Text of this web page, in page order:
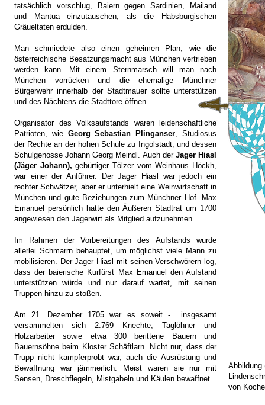
tatsächlich vorschlug, Baiern gegen Sardinien, Mailand
und Mantua einzutauschen, als die Habsburgischen
Gräueltaten erdulden.
Man schmiedete also einen geheimen Plan, wie die
österreichische Besatzungsmacht aus München vertrieben
werden kann.
Mit einem Sternmarsch will man nach
München vorrücken und die ehemalige Münchner
Bürgerwehr innerhalb der Stadtmauer sollte unterstützen
und des Nächtens die Stadttore öffnen.
Organisator des Volksaufstands waren leidenschaftliche
Patrioten, wie Georg Sebastian Plinganser, Studiosus
der Rechte an der hohen Schule zu Ingolstadt, und dessen
Schulgenosse Johann Georg Meindl. Auch der Jager Hiasl
(Jäger Johann),gebürtiger Tölzer vomWeinhaus Höckh,
war einer der Anführer. Der Jager Hiasl war jedoch ein
rechter Schwätzer, aber er unterhielt eine Weinwirtschaft in
München und gute Beziehungen zum Münchner Hof. Max
Emanuel persönlich hatte den Äußeren Stadtrat um 1700
angewiesen den Jagerwirt als Mitglied aufzunehmen.
Im Rahmen der Vorbereitungen des Aufstands wurde
allerlei Schmarrn behauptet, um möglichst viele Mann zu
mobilisieren. Der Jager Hiasl mit seinen Verschwörern log,
dass der baierische Kurfürst Max Emanuel den Aufstand
unterstützen würde und nur darauf wartet, mit seinen
Truppen hinzu zu stoßen.
Am 21. Dezember 1705 war es soweit - insgesamt
versammelten sich 2.769 Knechte, Taglöhner und
Holzarbeiter sowie etwa 300 berittene Bauern und
Bauernsöhne beim Kloster Schäftlarn. Nicht nur, dass der
Trupp nicht kampferprobt war, auch die Ausrüstung und
Bewaffnung war jämmerlich. Meist waren sie nur mit
Sensen, Dreschflegeln, Mistgabeln und Käulen bewaffnet.
Abbildung
von